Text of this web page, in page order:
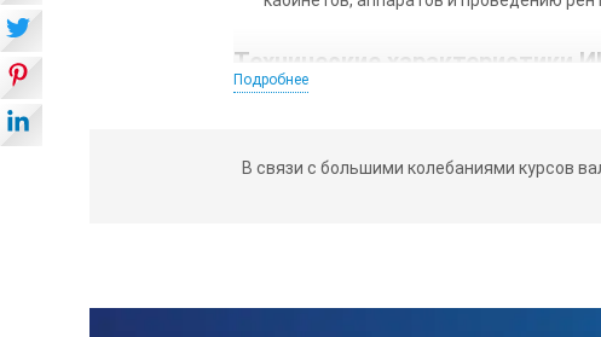
Технические
Диапазон измерения эффективной дозы
Подробнее
В связи с большими колебаниями курсов